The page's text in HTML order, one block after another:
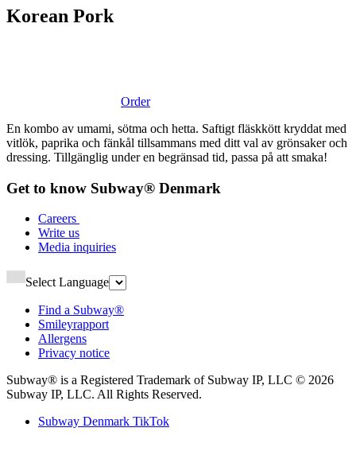
Korean Pork​​​​‌ ‍ ​‍​‍‌‍ ‌ ​‍‌‍‍‌‌‍‌ ‌‍‍‌‌‍ ‍​‍​‍​ ‍‍​‍​‍‌ ​ ‌‍​‌‌‍ ‍‌‍‍‌‌ ‌​‌ ‍‌​‍ ‍‌‍‍‌‌‍ ​‍​‍​‍ ​​‍​‍‌‍‍​‌ ​‍‌‍‌‌‌‍‌‍​‍​‍​ ‍‍​‍​‍‌‍‍​‌ ‌​‌ ‌​‌ ​​‌ ​ ​ ‍‍​‍ ​‍ ‌‍ ‍‌‍ ‌ ​‍‌‍‌​‌‍‍‌‌‍​ ​‍ ‌‌‍​‍‌‍‍‌‌ ‌​‌‍‌‌‌ ​ ​‍ ‌‌‍‌ ‌ ​‍‌‍ ‌ ‌‌‌ ​​​‍ ‌‌ ​ ‌ ‌​‌ ‌‌‌‍‌​‌‍‍‌‌‍ ​‍ ‍‌ ‌‍‌‍‌‌‌ ​‍‌‍​ ‌‍‌‌‌‍ ​​‍ ‍‌‍​‌‌ ​​‌ ​​​‍ ‌‍‍‌‌‍ ‍‌ ‌​‌‍‌‌‌‍ ‍‌ ‌​​‍ ‌‍‌‌‌‍‌​‌‍‍‌‌ ‌​​‍ ‌‍ ‌‌‍ ‌‍‌​‌‍‌‌​ ‌‌ ​​‌ ​‍‌‍‌‌‌ ​ ‌‍‌‌‌‍ ‍‌ ‌​‌‍​‌‌ ‌​‌‍‍‌‌‍ ‌‍ ‍​ ‍ ‌‍‍‌‌‍‌​​ ‌​ ‍​​ ‌​​ ‍​​ ​ ‌‍​‌‌‍​‌‌‍‌‌​ ‍‌​‍ ‌‌‍‌‌​ ‍‌​ ​ ​ ​​​‍ ‌​ ‌​​ ​ ​ ‌‌‌‍​‍​‍ ‌​ ‍‌‌‍​‌​ ‌‍‌‍‌‍​‍ ‌‌‍‌‌‌‍‌​​ ‌‌​ ‌​​ ‌‌​ ​‌​ ‌‍​ ​ ‌‍‌‍‌‍​‌​ ‌‌​ ‌​​ ‍ ‌ ‌​‌ ‍‌‌ ​​‌‍‌‌​ ‌‌ ​​‌ ​‍‌‍ ‌‍‌​‌ ‌‌‌‍​ ‌ ‌​​ ‍ ‌ ​​‌‍​‌‌ ‌​‌‍‍​​ ‌‌‍ ‍‌‍​‌‌‍ ‌‌‍‌‌​‍‌‌​ ‌‌‌​​‍‌‌ ‌‍‍ ‌‍‌‌‌ ‍‌​‍‌‌​ ​ ‌​‌​​‍‌‌​ ​ ‌​‌​​‍‌‌​ ​‍​ ​‍‌‍‌‌‌‍ ‍​‍‌‌​ ​‍​ ​‍​‍‌‌​ ‌‌‌​‌​​‍ ‍‌ ‌‍‌‍​‌‌‍ ​‌ ‌‌‌‍‌‌​ ‌‍​‍‌‍​‌‌ ​ ‌‍‌‌‌‌‌‌‌ ​‍‌‍ ​​ ‌‌‍‍​‌ ‌​‌ ‌​‌ ​​‌ ​ ​‍‌‌​ ​ ‌​​‌​‍‌‌​ ​‍‌​‌‍​‍‌‌​ ​‍‌​‌‍‌‍ ‍‌‍ ‌ ​‍‌‍‌​‌‍‍‌‌‍​ ​‍ ‌‌‍​‍‌‍‍‌‌ ‌​‌‍‌‌‌ ​ ​‍ ‌‌‍‌ ‌ ​‍‌‍ ‌ ‌‌‌ ​​​‍ ‌‌ ​ ‌ ‌​‌ ‌‌‌‍‌​‌‍‍‌‌‍ ​‍ ‍‌ ‌‍‌‍‌‌‌ ​‍‌‍​ ‌‍‌‌‌‍ ​​‍ ‍‌‍​‌‌ ​​‌ ​​​‍‌‍‌‍‍‌‌‍‌​​ ‌​ ‍​​ ‌​​ ‍​​ ​ ‌‍​‌‌‍​‌‌‍‌‌​ ‍‌​‍ ‌‌‍‌‌​ ‍‌​ ​ ​ ​​​‍ ‌​ ‌​​ ​ ​ ‌‌‌‍​‍​‍ ‌​ ‍‌‌‍​‌​ ‌‍‌‍‌‍​‍ ‌‌‍‌‌‌‍‌​​ ‌‌​ ‌​​ ‌‌​ ​‌​ ‌‍​ ​ ‌‍‌‍‌‍​‌​ ‌‌​ ‌​​‍‌‍‌ ‌​‌ ‍‌‌ ​​‌‍‌‌​ ‌‌ ​​‌ ​‍‌‍ ‌‍‌​‌ ‌‌‌‍​ ‌ ‌​​‍‌‍‌ ​​‌‍​‌‌ ‌​‌‍‍​​ ‌‌‍ ‍‌‍​‌‌‍ ‌‌‍‌‌​‍‌‌​ ‌‌‌​​‍‌‌ ‌‍‍ ‌‍‌‌‌ ‍‌​‍‌‌​ ​ ‌​‌​​‍‌‌​ ​ ‌​‌​​‍‌‌​ ​‍​ ​‍‌‍‌‌‌‍ ‍​‍‌‌​ ​‍​ ​‍​‍‌‌​ ‌‌‌​‌​​‍ ‍‌ ‌‍‌‍​‌‌‍ ​‌ ‌‌‌‍‌‌​‍‌‍‌ ​​‌‍‌‌‌ ​‍‌ ​ ‌ ​​‌‍‌‌‌‍​ ‌ ‌​‌‍‍‌‌ ‌‍‌‍‌‌​ ‌‌ ​​‌ ‌‌‌‍​‍‌‍ ​‌‍‍‌‌ ​ ‌‍‍​‌‍‌‌‌‍‌​​‍​‍‌ ‌
Order
En kombo av umami, sötma och hetta. Saftigt fläskkött kryddat med
vitlök, paprika och fänkål tillsammans med ditt val av grönsaker och
dressing. Tillgänglig under en begränsad tid, passa på att smaka!​​​​‌ ‍ ​‍​‍‌‍ ‌ ​‍‌‍‍‌‌‍‌ ‌‍‍‌‌‍ ‍​‍​‍​ ‍‍​‍​‍‌ ​ ‌‍​‌‌‍ ‍‌‍‍‌‌ ‌​‌ ‍‌​‍ ‍‌‍‍‌‌‍ ​‍​‍​‍ ​​‍​‍‌‍‍​‌ ​‍‌‍‌‌‌‍‌‍​‍​‍​ ‍‍​‍​‍‌‍‍​‌ ‌​‌ ‌​‌ ​​‌ ​ ​ ‍‍​‍ ​‍ ‌‍ ‍‌‍ ‌ ​‍‌‍‌​‌‍‍‌‌‍​ ​‍ ‌‌‍​‍‌‍‍‌‌ ‌​‌‍‌‌‌ ​ ​‍ ‌‌‍‌ ‌ ​‍‌‍ ‌ ‌‌‌ ​​​‍ ‌‌ ​ ‌ ‌​‌ ‌‌‌‍‌​‌‍‍‌‌‍ ​‍ ‍‌ ‌‍‌‍‌‌‌ ​‍‌‍​ ‌‍‌‌‌‍ ​​‍ ‍‌‍​‌‌ ​​‌ ​​​‍ ‌‍‍‌‌‍ ‍‌ ‌​‌‍‌‌‌‍ ‍‌ ‌​​‍ ‌‍‌‌‌‍‌​‌‍‍‌‌ ‌​​‍ ‌‍ ‌‌‍ ‌‍‌​‌‍‌‌​ ‌‌ ​​‌ ​‍‌‍‌‌‌ ​ ‌‍‌‌‌‍ ‍‌ ‌​‌‍​‌‌ ‌​‌‍‍‌‌‍ ‌‍ ‍​ ‍ ‌‍‍‌‌‍‌​​ ‌​ ‍​​ ‌​​ ‍​​ ​ ‌‍​‌‌‍​‌‌‍‌‌​ ‍‌​‍ ‌‌‍‌‌​ ‍‌​ ​ ​ ​​​‍ ‌​ ‌​​ ​ ​ ‌‌‌‍​‍​‍ ‌​ ‍‌‌‍​‌​ ‌‍‌‍‌‍​‍ ‌‌‍‌‌‌‍‌​​ ‌‌​ ‌​​ ‌‌​ ​‌​ ‌‍​ ​ ‌‍‌‍‌‍​‌​ ‌‌​ ‌​​ ‍ ‌ ‌​‌ ‍‌‌ ​​‌‍‌‌​ ‌‌ ​​‌ ​‍‌‍ ‌‍‌​‌ ‌‌‌‍​ ‌ ‌​​ ‍ ‌ ​​‌‍​‌‌ ‌​‌‍‍​​ ‌‌‍‌​‌‍‌‌‌ ​ ‌‍​ ‌ ​‍‌‍‍‌‌ ​​‌ ‌​‌‍‍‌‌‍ ‌‍ ‍​‍‌‌​ ‌‌‌​​‍‌‌ ‌‍‍ ‌‍‌‌‌ ‍‌​‍‌‌​ ​ ‌​‌​​‍‌‌​ ​ ‌​‌​​‍‌‌​ ​‍​ ​‍‌‍‌‌‌‍ ‍​‍‌‌​ ​‍​ ​‍​‍‌‌​ ‌‌‌​‌​​‍ ‍‌ ‌‍‌‍​‌‌‍ ​‌ ‌‌‌‍‌‌​‍ ‍‌ ‌‍‌‍​‌‌‍ ​‌ ‌‌‌‍‌‌​‍‌‌​ ‌‌‌​​‍‌‌ ‌‍‍ ‌‍‌‌‌ ‍‌​‍‌‌​ ​ ‌​‌​​‍‌‌​ ​ ‌​‌​​‍‌‌​ ​‍​ ​‍​ ‌ ‌‍‌‍‌‍‌‍​ ​ ‌‍​‍​ ‌‌​ ‌‌‌‍​‌​ ‌‍​ ‍​​ ​‍​ ‍‌​‍‌‌​ ​‍​ ​‍​‍‌‌​ ‌‌‌​‌​​‍ ‍‌‍​ ‌‍‍​‌‍‍‌‌‍ ​‌‍‌​‌ ​‍‌‍‌‌‌‍ ‍​‍‌‌​ ‌‌‌​​‍‌‌ ‌‍‍ ‌‍‌‌‌ ‍‌​‍‌‌​ ​ ‌​‌​​‍‌‌​ ​ ‌​‌​​‍‌‌​ ​‍​ ​‍​ ‌​​ ‌ ​ ‍‌​ ​‍‌‍‌​‌‍‌​​ ​‌​ ​​​ ‌ ​ ​‌​ ‌ ​ ‌​​‍‌‌​ ​‍​ ​‍​‍‌‌​ ‌‌‌​‌​​‍ ‍‌ ‌​‌‍‌‌‌ ‍​‌ ‌​​ ‌‍​‍‌‍​‌‌ ​ ‌‍‌‌‌‌‌‌‌ ​‍‌‍ ​​ ‌‌‍‍​‌ ‌​‌ ‌​‌ ​​‌ ​ ​‍‌‌​ ​ ‌​​‌​‍‌‌​ ​‍‌​‌‍​‍‌‌​ ​‍‌​‌‍‌‍ ‍‌‍ ‌ ​‍‌‍‌​‌‍‍‌‌‍​ ​‍ ‌‌‍​‍‌‍‍‌‌ ‌​‌‍‌‌‌ ​ ​‍ ‌‌‍‌ ‌ ​‍‌‍ ‌ ‌‌‌ ​​​‍ ‌‌ ​ ‌ ‌​‌ ‌‌‌‍‌​‌‍‍‌‌‍ ​‍ ‍‌ ‌‍‌‍‌‌‌ ​‍‌‍​ ‌‍‌‌‌‍ ​​‍ ‍‌‍​‌‌ ​​‌ ​​​‍‌‍‌‍‍‌‌‍‌​​ ‌​ ‍​​ ‌​​ ‍​​ ​ ‌‍​‌‌‍​‌‌‍‌‌​ ‍‌​‍ ‌‌‍‌‌​ ‍‌​ ​ ​ ​​​‍ ‌​ ‌​​ ​ ​ ‌‌‌‍​‍​‍ ‌​ ‍‌‌‍​‌​ ‌‍‌‍‌‍​‍ ‌‌‍‌‌‌‍‌​​ ‌‌​ ‌​​ ‌‌​ ​‌​ ‌‍​ ​ ‌‍‌‍‌‍​‌​ ‌‌​ ‌​​‍‌‍‌ ‌​‌ ‍‌‌ ​​‌‍‌‌​ ‌‌ ​​‌ ​‍‌‍ ‌‍‌​‌ ‌‌‌‍​ ‌ ‌​​‍‌‍‌ ​​‌‍​‌‌ ‌​‌‍‍​​ ‌‌‍‌​‌‍‌‌‌ ​ ‌‍​ ‌ ​‍‌‍‍‌‌ ​​‌ ‌​‌‍‍‌‌‍ ‌‍ ‍​‍‌‌​ ‌‌‌​​‍‌‌ ‌‍‍ ‌‍‌‌‌ ‍‌​‍‌‌​ ​ ‌​‌​​‍‌‌​ ​ ‌​‌​​‍‌‌​ ​‍​ ​‍‌‍‌‌‌‍ ‍​‍‌‌​ ​‍​ ​‍​‍‌‌​ ‌‌‌​‌​​‍ ‍‌ ‌‍‌‍​‌‌‍ ​‌ ‌‌‌‍‌‌​‍ ‍‌ ‌‍‌‍​‌‌‍ ​‌ ‌‌‌‍‌‌​‍‌‌​ ‌‌‌​​‍‌‌ ‌‍‍ ‌‍‌‌‌ ‍‌​‍‌‌​ ​ ‌​‌​​‍‌‌​ ​ ‌​‌​​‍‌‌​ ​‍​ ​‍​ ‌ ‌‍‌‍‌‍‌‍​ ​ ‌‍​‍​ ‌‌​ ‌‌‌‍​‌​ ‌‍​ ‍​​ ​‍​ ‍‌​‍‌‌​ ​‍​ ​‍​‍‌‌​ ‌‌‌​‌​​‍ ‍‌‍​ ‌‍‍​‌‍‍‌‌‍ ​‌‍‌​‌ ​‍‌‍‌‌‌‍ ‍​‍‌‌​ ‌‌‌​​‍‌‌ ‌‍‍ ‌‍‌‌‌ ‍‌​‍‌‌​ ​ ‌​‌​​‍‌‌​ ​ ‌​‌​​‍‌‌​ ​‍​ ​‍​ ‌​​ ‌ ​ ‍‌​ ​‍‌‍‌​‌‍‌​​ ​‌​ ​​​ ‌ ​ ​‌​ ‌ ​ ‌​​‍‌‌​ ​‍​ ​‍​‍‌‌​ ‌‌‌​‌​​‍ ‍‌ ‌​‌‍‌‌‌ ‍​‌ ‌​​‍‌‍‌ ​​‌‍‌‌‌ ​‍‌ ​ ‌ ​​‌‍‌‌‌‍​ ‌ ‌​‌‍‍‌‌ ‌‍‌‍‌‌​ ‌‌ ​​‌ ‌‌‌‍​‍‌‍ ​‌‍‍‌‌ ​ ‌‍‍​‌‍‌‌‌‍‌​​‍​‍‌ ‌
Get to know Subway® Denmark​​​​‌ ‍ ​‍​‍‌‍ ‌ ​‍‌‍‍‌‌‍‌ ‌‍‍‌‌‍ ‍​‍​‍​ ‍‍​‍​‍‌ ​ ‌‍​‌‌‍ ‍‌‍‍‌‌ ‌​‌ ‍‌​‍ ‍‌‍‍‌‌‍ ​‍​‍​‍ ​​‍​‍‌‍‍​‌ ​‍‌‍‌‌‌‍‌‍​‍​‍​ ‍‍​‍​‍‌‍‍​‌ ‌​‌ ‌​‌ ​​‌ ​ ​ ‍‍​‍ ​‍ ‌‍ ‍‌‍ ‌ ​‍‌‍‌​‌‍‍‌‌‍​ ​‍ ‌‌‍​‍‌‍‍‌‌ ‌​‌‍‌‌‌ ​ ​‍ ‌‌‍‌ ‌ ​‍‌‍ ‌ ‌‌‌ ​​​‍ ‌‌ ​ ‌ ‌​‌ ‌‌‌‍‌​‌‍‍‌‌‍ ​‍ ‍‌ ‌‍‌‍‌‌‌ ​‍‌‍​ ‌‍‌‌‌‍ ​​‍ ‍‌‍​‌‌ ​​‌ ​​​‍ ‌‍‍‌‌‍ ‍‌ ‌​‌‍‌‌‌‍ ‍‌ ‌​​‍ ‌‍‌‌‌‍‌​‌‍‍‌‌ ‌​​‍ ‌‍ ‌‌‍ ‌‍‌​‌‍‌‌​ ‌‌ ​​‌ ​‍‌‍‌‌‌ ​ ‌‍‌‌‌‍ ‍‌ ‌​‌‍​‌‌ ‌​‌‍‍‌‌‍ ‌‍ ‍​ ‍ ‌‍‍‌‌‍‌​​ ‌​ ‌‍​ ​ ‌‍‌​​ ‌‌​ ​ ‌‍​‍​ ​‌​ ​​​‍ ‌​ ​‍​ ​‌​ ‌‌​ ​​​‍ ‌​ ‌​‌‍​ ‌‍​ ​ ​​​‍ ‌​ ‍​‌‍‌‌​ ‍‌​ ​‍​‍ ‌​ ‌ ‌‍‌‌​ ​‍​ ​‌​ ​‍​ ​ ​ ​ ‌‍‌‍‌‍​‍​ ‌‌​ ‍​‌‍​‌​ ‍ ‌ ‌​‌ ‍‌‌ ​​‌‍‌‌​ ‌‌ ‌ ‌‍‌‌‌‍​‍‌ ​ ‌‍‍‌‌ ‌​‌‍‌‌‌​‌‍‌‍ ‌‍ ‌ ‌​‌‍‌‌‌ ​‍​ ‍ ‌ ​​‌‍​‌‌ ‌​‌‍‍​​ ‌‌ ‌​‌‍‍‌‌ ‌​‌‍ ​‌‍‌‌​‍‌‌​ ‌‌‌​​‍‌‌ ‌‍‍ ‌‍‌‌‌ ‍‌​‍‌‌​ ​ ‌​‌​​‍‌‌​ ​ ‌​‌​​‍‌‌​ ​‍​ ​‍‌‍‌‌‌‍ ‍​‍‌‌​ ​‍​ ​‍​‍‌‌​ ‌‌‌​‌​​‍ ‍‌ ‌‍‌‍​‌‌‍ ​‌ ‌‌‌‍‌‌​ ‌‍​‍‌‍​‌‌ ​ ‌‍‌‌‌‌‌‌‌ ​‍‌‍ ​​ ‌‌‍‍​‌ ‌​‌ ‌​‌ ​​‌ ​ ​‍‌‌​ ​ ‌​​‌​‍‌‌​ ​‍‌​‌‍​‍‌‌​ ​‍‌​‌‍‌‍ ‍‌‍ ‌ ​‍‌‍‌​‌‍‍‌‌‍​ ​‍ ‌‌‍​‍‌‍‍‌‌ ‌​‌‍‌‌‌ ​ ​‍ ‌‌‍‌ ‌ ​‍‌‍ ‌ ‌‌‌ ​​​‍ ‌‌ ​ ‌ ‌​‌ ‌‌‌‍‌​‌‍‍‌‌‍ ​‍ ‍‌ ‌‍‌‍‌‌‌ ​‍‌‍​ ‌‍‌‌‌‍ ​​‍ ‍‌‍​‌‌ ​​‌ ​​​‍‌‍‌‍‍‌‌‍‌​​ ‌​ ‌‍​ ​ ‌‍‌​​ ‌‌​ ​ ‌‍​‍​ ​‌​ ​​​‍ ‌​ ​‍​ ​‌​ ‌‌​ ​​​‍ ‌​ ‌​‌‍​ ‌‍​ ​ ​​​‍ ‌​ ‍​‌‍‌‌​ ‍‌​ ​‍​‍ ‌​ ‌ ‌‍‌‌​ ​‍​ ​‌​ ​‍​ ​ ​ ​ ‌‍‌‍‌‍​‍​ ‌‌​ ‍​‌‍​‌​‍‌‍‌ ‌​‌ ‍‌‌ ​​‌‍‌‌​ ‌‌ ‌ ‌‍‌‌‌‍​‍‌ ​ ‌‍‍‌‌ ‌​‌‍‌‌‌​‌‍‌‍ ‌‍ ‌ ‌​‌‍‌‌‌ ​‍​‍‌‍‌ ​​‌‍​‌‌ ‌​‌‍‍​​ ‌‌ ‌​‌‍‍‌‌ ‌​‌‍ ​‌‍‌‌​‍‌‌​ ‌‌‌​​‍‌‌ ‌‍‍ ‌‍‌‌‌ ‍‌​‍‌‌​ ​ ‌​‌​​‍‌‌​ ​ ‌​‌​​‍‌‌​ ​‍​ ​‍‌‍‌‌‌‍ ‍​‍‌‌​ ​‍​ ​‍​‍‌‌​ ‌‌‌​‌​​‍ ‍‌ ‌‍‌‍​‌‌‍ ​‌ ‌‌‌‍‌‌​‍‌‍‌ ​​‌‍‌‌‌ ​‍‌ ​ ‌ ​​‌‍‌‌‌‍​ ‌ ‌​‌‍‍‌‌ ‌‍‌‍‌‌​ ‌‌ ​​‌ ‌‌‌‍​‍‌‍ ​‌‍‍‌‌ ​ ‌‍‍​‌‍‌‌‌‍‌​​‍​‍‌ ‌
Careers ​​​​‌ ‍ ​‍​‍‌‍ ‌ ​‍‌‍‍‌‌‍‌ ‌‍‍‌‌‍ ‍​‍​‍​ ‍‍​‍​‍‌ ​ ‌‍​‌‌‍ ‍‌‍‍‌‌ ‌​‌ ‍‌​‍ ‍‌‍‍‌‌‍ ​‍​‍​‍ ​​‍​‍‌‍‍​‌ ​‍‌‍‌‌‌‍‌‍​‍​‍​ ‍‍​‍​‍‌‍‍​‌ ‌​‌ ‌​‌ ​​‌ ​ ​ ‍‍​‍ ​‍ ‌‍ ‍‌‍ ‌ ​‍‌‍‌​‌‍‍‌‌‍​ ​‍ ‌‌‍​‍‌‍‍‌‌ ‌​‌‍‌‌‌ ​ ​‍ ‌‌‍‌ ‌ ​‍‌‍ ‌ ‌‌‌ ​​​‍ ‌‌ ​ ‌ ‌​‌ ‌‌‌‍‌​‌‍‍‌‌‍ ​‍ ‍‌ ‌‍‌‍‌‌‌ ​‍‌‍​ ‌‍‌‌‌‍ ​​‍ ‍‌‍​‌‌ ​​‌ ​​​‍ ‌‍‍‌‌‍ ‍‌ ‌​‌‍‌‌‌‍ ‍‌ ‌​​‍ ‌‍‌‌‌‍‌​‌‍‍‌‌ ‌​​‍ ‌‍ ‌‌‍ ‌‍‌​‌‍‌‌​ ‌‌ ​​‌ ​‍‌‍‌‌‌ ​ ‌‍‌‌‌‍ ‍‌ ‌​‌‍​‌‌ ‌​‌‍‍‌‌‍ ‌‍ ‍​ ‍ ‌‍‍‌‌‍‌​​ ‌‌‍‌​​ ‍​​ ​​‌‍‌​​ ​‌‌‍‌‍‌‍​‌​ ‌ ​‍ ‌‌‍​‌​ ​‍​ ‍​​ ‍‌​‍ ‌​ ‌​‌‍‌‌​ ​ ​ ​‌​‍ ‌‌‍​‍​ ​‌‌‍‌​​ ‌‍​‍ ‌​ ‌‍​ ‌​​ ‌‍​ ​‍​ ‌‍​ ‌‌​ ‍​​ ‌ ​ ‌‌​ ​‍​ ‌‍​ ‌‌​ ‍ ‌ ‌​‌ ‍‌‌ ​​‌‍‌‌​ ‌‌ ‌ ‌‍‌‌‌‍​‍‌ ​ ‌‍‍‌‌ ‌​‌‍‌‌‌​ ‍‌‍​‌‌ ‌‍‌‍‍‌‌‍‌ ‌‍​‌‌ ‌​‌‍‍‌‌‍ ‌‍ ‍‌​‍‌‌ ‌​‌‍‌‌‌‍ ‌​ ‍ ‌ ​​‌‍​‌‌ ‌​‌‍‍​​ ‌‌‍ ​‌‍​‌‌‍​‍‌‍‌‌‌‍ ​​‍‌‌​ ‌‌‌​​‍‌‌ ‌‍‍ ‌‍‌‌‌ ‍‌​‍‌‌​ ​ ‌​‌​​‍‌‌​ ​ ‌​‌​​‍‌‌​ ​‍​ ​‍‌‍‌‌‌‍ ‍​‍‌‌​ ​‍​ ​‍​‍‌‌​ ‌‌‌​‌​​‍ ‍‌ ‌‍‌‍​‌‌‍ ​‌ ‌‌‌‍‌‌​ ‌‍​‍‌‍​‌‌ ​ ‌‍‌‌‌‌‌‌‌ ​‍‌‍ ​​ ‌‌‍‍​‌ ‌​‌ ‌​‌ ​​‌ ​ ​‍‌‌​ ​ ‌​​‌​‍‌‌​ ​‍‌​‌‍​‍‌‌​ ​‍‌​‌‍‌‍ ‍‌‍ ‌ ​‍‌‍‌​‌‍‍‌‌‍​ ​‍ ‌‌‍​‍‌‍‍‌‌ ‌​‌‍‌‌‌ ​ ​‍ ‌‌‍‌ ‌ ​‍‌‍ ‌ ‌‌‌ ​​​‍ ‌‌ ​ ‌ ‌​‌ ‌‌‌‍‌​‌‍‍‌‌‍ ​‍ ‍‌ ‌‍‌‍‌‌‌ ​‍‌‍​ ‌‍‌‌‌‍ ​​‍ ‍‌‍​‌‌ ​​‌ ​​​‍‌‍‌‍‍‌‌‍‌​​ ‌‌‍‌​​ ‍​​ ​​‌‍‌​​ ​‌‌‍‌‍‌‍​‌​ ‌ ​‍ ‌‌‍​‌​ ​‍​ ‍​​ ‍‌​‍ ‌​ ‌​‌‍‌‌​ ​ ​ ​‌​‍ ‌‌‍​‍​ ​‌‌‍‌​​ ‌‍​‍ ‌​ ‌‍​ ‌​​ ‌‍​ ​‍​ ‌‍​ ‌‌​ ‍​​ ‌ ​ ‌‌​ ​‍​ ‌‍​ ‌‌​‍‌‍‌ ‌​‌ ‍‌‌ ​​‌‍‌‌​ ‌‌ ‌ ‌‍‌‌‌‍​‍‌ ​ ‌‍‍‌‌ ‌​‌‍‌‌‌​ ‍‌‍​‌‌ ‌‍‌‍‍‌‌‍‌ ‌‍​‌‌ ‌​‌‍‍‌‌‍ ‌‍ ‍‌​‍‌‌ ‌​‌‍‌‌‌‍ ‌​‍‌‍‌ ​​‌‍​‌‌ ‌​‌‍‍​​ ‌‌‍ ​‌‍​‌‌‍​‍‌‍‌‌‌‍ ​​‍‌‌​ ‌‌‌​​‍‌‌ ‌‍‍ ‌‍‌‌‌ ‍‌​‍‌‌​ ​ ‌​‌​​‍‌‌​ ​ ‌​‌​​‍‌‌​ ​‍​ ​‍‌‍‌‌‌‍ ‍​‍‌‌​ ​‍​ ​‍​‍‌‌​ ‌‌‌​‌​​‍ ‍‌ ‌‍‌‍​‌‌‍ ​‌ ‌‌‌‍‌‌​‍‌‍‌ ​​‌‍‌‌‌ ​‍‌ ​ ‌ ​​‌‍‌‌‌‍​ ‌ ‌​‌‍‍‌‌ ‌‍‌‍‌‌​ ‌‌ ​​‌ ‌‌‌‍​‍‌‍ ​‌‍‍‌‌ ​ ‌‍‍​‌‍‌‌‌‍‌​​‍​‍‌ ‌
Write us​​​​‌ ‍ ​‍​‍‌‍ ‌ ​‍‌‍‍‌‌‍‌ ‌‍‍‌‌‍ ‍​‍​‍​ ‍‍​‍​‍‌ ​ ‌‍​‌‌‍ ‍‌‍‍‌‌ ‌​‌ ‍‌​‍ ‍‌‍‍‌‌‍ ​‍​‍​‍ ​​‍​‍‌‍‍​‌ ​‍‌‍‌‌‌‍‌‍​‍​‍​ ‍‍​‍​‍‌‍‍​‌ ‌​‌ ‌​‌ ​​‌ ​ ​ ‍‍​‍ ​‍ ‌‍ ‍‌‍ ‌ ​‍‌‍‌​‌‍‍‌‌‍​ ​‍ ‌‌‍​‍‌‍‍‌‌ ‌​‌‍‌‌‌ ​ ​‍ ‌‌‍‌ ‌ ​‍‌‍ ‌ ‌‌‌ ​​​‍ ‌‌ ​ ‌ ‌​‌ ‌‌‌‍‌​‌‍‍‌‌‍ ​‍ ‍‌ ‌‍‌‍‌‌‌ ​‍‌‍​ ‌‍‌‌‌‍ ​​‍ ‍‌‍​‌‌ ​​‌ ​​​‍ ‌‍‍‌‌‍ ‍‌ ‌​‌‍‌‌‌‍ ‍‌ ‌​​‍ ‌‍‌‌‌‍‌​‌‍‍‌‌ ‌​​‍ ‌‍ ‌‌‍ ‌‍‌​‌‍‌‌​ ‌‌ ​​‌ ​‍‌‍‌‌‌ ​ ‌‍‌‌‌‍ ‍‌ ‌​‌‍​‌‌ ‌​‌‍‍‌‌‍ ‌‍ ‍​ ‍ ‌‍‍‌‌‍‌​​ ‌‌‍​‍​ ‌ ​ ​‍‌‍‌‍​ ​​‌‍​‌​ ​‍​ ‌‍​‍ ‌​ ​​‌‍​ ​ ‌ ​ ​‍​‍ ‌​ ‌​‌‍‌​​ ‌ ​ ‌‍​‍ ‌‌‍​‍​ ‌​​ ‌ ‌‍‌‌​‍ ‌​ ​ ​ ‍‌‌‍​‌‌‍‌‍‌‍​‌​ ​‍​ ​‍‌‍​ ‌‍‌‍‌‍‌‍​ ‌‍​ ​‌​ ‍ ‌ ‌​‌ ‍‌‌ ​​‌‍‌‌​ ‌‌ ‌ ‌‍‌‌‌‍​‍‌ ​ ‌‍‍‌‌ ‌​‌‍‌‌‌​ ‍‌‍​‌‌ ‌‍‌‍‍‌‌‍‌ ‌‍​‌‌ ‌​‌‍‍‌‌‍ ‌‍ ‍‌​‍‌‌ ‌​‌‍‌‌‌‍ ‌​ ‍ ‌ ​​‌‍​‌‌ ‌​‌‍‍​​ ‌‌‍ ​‌‍​‌‌‍​‍‌‍‌‌‌‍ ​​‍‌‌​ ‌‌‌​​‍‌‌ ‌‍‍ ‌‍‌‌‌ ‍‌​‍‌‌​ ​ ‌​‌​​‍‌‌​ ​ ‌​‌​​‍‌‌​ ​‍​ ​‍‌‍‌‌‌‍ ‍​‍‌‌​ ​‍​ ​‍​‍‌‌​ ‌‌‌​‌​​‍ ‍‌ ‌‍‌‍​‌‌‍ ​‌ ‌‌‌‍‌‌​ ‌‍​‍‌‍​‌‌ ​ ‌‍‌‌‌‌‌‌‌ ​‍‌‍ ​​ ‌‌‍‍​‌ ‌​‌ ‌​‌ ​​‌ ​ ​‍‌‌​ ​ ‌​​‌​‍‌‌​ ​‍‌​‌‍​‍‌‌​ ​‍‌​‌‍‌‍ ‍‌‍ ‌ ​‍‌‍‌​‌‍‍‌‌‍​ ​‍ ‌‌‍​‍‌‍‍‌‌ ‌​‌‍‌‌‌ ​ ​‍ ‌‌‍‌ ‌ ​‍‌‍ ‌ ‌‌‌ ​​​‍ ‌‌ ​ ‌ ‌​‌ ‌‌‌‍‌​‌‍‍‌‌‍ ​‍ ‍‌ ‌‍‌‍‌‌‌ ​‍‌‍​ ‌‍‌‌‌‍ ​​‍ ‍‌‍​‌‌ ​​‌ ​​​‍‌‍‌‍‍‌‌‍‌​​ ‌‌‍​‍​ ‌ ​ ​‍‌‍‌‍​ ​​‌‍​‌​ ​‍​ ‌‍​‍ ‌​ ​​‌‍​ ​ ‌ ​ ​‍​‍ ‌​ ‌​‌‍‌​​ ‌ ​ ‌‍​‍ ‌‌‍​‍​ ‌​​ ‌ ‌‍‌‌​‍ ‌​ ​ ​ ‍‌‌‍​‌‌‍‌‍‌‍​‌​ ​‍​ ​‍‌‍​ ‌‍‌‍‌‍‌‍​ ‌‍​ ​‌​‍‌‍‌ ‌​‌ ‍‌‌ ​​‌‍‌‌​ ‌‌ ‌ ‌‍‌‌‌‍​‍‌ ​ ‌‍‍‌‌ ‌​‌‍‌‌‌​ ‍‌‍​‌‌ ‌‍‌‍‍‌‌‍‌ ‌‍​‌‌ ‌​‌‍‍‌‌‍ ‌‍ ‍‌​‍‌‌ ‌​‌‍‌‌‌‍ ‌​‍‌‍‌ ​​‌‍​‌‌ ‌​‌‍‍​​ ‌‌‍ ​‌‍​‌‌‍​‍‌‍‌‌‌‍ ​​‍‌‌​ ‌‌‌​​‍‌‌ ‌‍‍ ‌‍‌‌‌ ‍‌​‍‌‌​ ​ ‌​‌​​‍‌‌​ ​ ‌​‌​​‍‌‌​ ​‍​ ​‍‌‍‌‌‌‍ ‍​‍‌‌​ ​‍​ ​‍​‍‌‌​ ‌‌‌​‌​​‍ ‍‌ ‌‍‌‍​‌‌‍ ​‌ ‌‌‌‍‌‌​‍‌‍‌ ​​‌‍‌‌‌ ​‍‌ ​ ‌ ​​‌‍‌‌‌‍​ ‌ ‌​‌‍‍‌‌ ‌‍‌‍‌‌​ ‌‌ ​​‌ ‌‌‌‍​‍‌‍ ​‌‍‍‌‌ ​ ‌‍‍​‌‍‌‌‌‍‌​​‍​‍‌ ‌
Media inquiries​​​​‌ ‍ ​‍​‍‌‍ ‌ ​‍‌‍‍‌‌‍‌ ‌‍‍‌‌‍ ‍​‍​‍​ ‍‍​‍​‍‌ ​ ‌‍​‌‌‍ ‍‌‍‍‌‌ ‌​‌ ‍‌​‍ ‍‌‍‍‌‌‍ ​‍​‍​‍ ​​‍​‍‌‍‍​‌ ​‍‌‍‌‌‌‍‌‍​‍​‍​ ‍‍​‍​‍‌‍‍​‌ ‌​‌ ‌​‌ ​​‌ ​ ​ ‍‍​‍ ​‍ ‌‍ ‍‌‍ ‌ ​‍‌‍‌​‌‍‍‌‌‍​ ​‍ ‌‌‍​‍‌‍‍‌‌ ‌​‌‍‌‌‌ ​ ​‍ ‌‌‍‌ ‌ ​‍‌‍ ‌ ‌‌‌ ​​​‍ ‌‌ ​ ‌ ‌​‌ ‌‌‌‍‌​‌‍‍‌‌‍ ​‍ ‍‌ ‌‍‌‍‌‌‌ ​‍‌‍​ ‌‍‌‌‌‍ ​​‍ ‍‌‍​‌‌ ​​‌ ​​​‍ ‌‍‍‌‌‍ ‍‌ ‌​‌‍‌‌‌‍ ‍‌ ‌​​‍ ‌‍‌‌‌‍‌​‌‍‍‌‌ ‌​​‍ ‌‍ ‌‌‍ ‌‍‌​‌‍‌‌​ ‌‌ ​​‌ ​‍‌‍‌‌‌ ​ ‌‍‌‌‌‍ ‍‌ ‌​‌‍​‌‌ ‌​‌‍‍‌‌‍ ‌‍ ‍​ ‍ ‌‍‍‌‌‍‌​​ ‌​ ‌‍​ ‌​​ ​ ‌‍‌​​ ‍‌​ ‍‌​ ‌‌‌‍‌‍​‍ ‌​ ​​‌‍‌‍‌‍​‌​ ‌‍​‍ ‌​ ‌​‌‍‌‍​ ‌‌​ ‌​​‍ ‌‌‍​‌​ ​ ​ ​‍​ ‌ ​‍ ‌​ ​‍‌‍‌‌‌‍‌‍‌‍​‌​ ​‍​ ​‍​ ​ ​ ‌ ‌‍‌‌​ ​​​ ​​​ ‌ ​ ‍ ‌ ‌​‌ ‍‌‌ ​​‌‍‌‌​ ‌‌ ‌ ‌‍‌‌‌‍​‍‌ ​ ‌‍‍‌‌ ‌​‌‍‌‌‌​ ‍‌‍​‌‌ ‌‍‌‍‍‌‌‍‌ ‌‍​‌‌ ‌​‌‍‍‌‌‍ ‌‍ ‍‌​‍‌‌ ‌​‌‍‌‌‌‍ ‌​ ‍ ‌ ​​‌‍​‌‌ ‌​‌‍‍​​ ‌‌‍ ​‌‍​‌‌‍​‍‌‍‌‌‌‍ ​​‍‌‌​ ‌‌‌​​‍‌‌ ‌‍‍ ‌‍‌‌‌ ‍‌​‍‌‌​ ​ ‌​‌​​‍‌‌​ ​ ‌​‌​​‍‌‌​ ​‍​ ​‍‌‍‌‌‌‍ ‍​‍‌‌​ ​‍​ ​‍​‍‌‌​ ‌‌‌​‌​​‍ ‍‌ ‌‍‌‍​‌‌‍ ​‌ ‌‌‌‍‌‌​ ‌‍​‍‌‍​‌‌ ​ ‌‍‌‌‌‌‌‌‌ ​‍‌‍ ​​ ‌‌‍‍​‌ ‌​‌ ‌​‌ ​​‌ ​ ​‍‌‌​ ​ ‌​​‌​‍‌‌​ ​‍‌​‌‍​‍‌‌​ ​‍‌​‌‍‌‍ ‍‌‍ ‌ ​‍‌‍‌​‌‍‍‌‌‍​ ​‍ ‌‌‍​‍‌‍‍‌‌ ‌​‌‍‌‌‌ ​ ​‍ ‌‌‍‌ ‌ ​‍‌‍ ‌ ‌‌‌ ​​​‍ ‌‌ ​ ‌ ‌​‌ ‌‌‌‍‌​‌‍‍‌‌‍ ​‍ ‍‌ ‌‍‌‍‌‌‌ ​‍‌‍​ ‌‍‌‌‌‍ ​​‍ ‍‌‍​‌‌ ​​‌ ​​​‍‌‍‌‍‍‌‌‍‌​​ ‌​ ‌‍​ ‌​​ ​ ‌‍‌​​ ‍‌​ ‍‌​ ‌‌‌‍‌‍​‍ ‌​ ​​‌‍‌‍‌‍​‌​ ‌‍​‍ ‌​ ‌​‌‍‌‍​ ‌‌​ ‌​​‍ ‌‌‍​‌​ ​ ​ ​‍​ ‌ ​‍ ‌​ ​‍‌‍‌‌‌‍‌‍‌‍​‌​ ​‍​ ​‍​ ​ ​ ‌ ‌‍‌‌​ ​​​ ​​​ ‌ ​‍‌‍‌ ‌​‌ ‍‌‌ ​​‌‍‌‌​ ‌‌ ‌ ‌‍‌‌‌‍​‍‌ ​ ‌‍‍‌‌ ‌​‌‍‌‌‌​ ‍‌‍​‌‌ ‌‍‌‍‍‌‌‍‌ ‌‍​‌‌ ‌​‌‍‍‌‌‍ ‌‍ ‍‌​‍‌‌ ‌​‌‍‌‌‌‍ ‌​‍‌‍‌ ​​‌‍​‌‌ ‌​‌‍‍​​ ‌‌‍ ​‌‍​‌‌‍​‍‌‍‌‌‌‍ ​​‍‌‌​ ‌‌‌​​‍‌‌ ‌‍‍ ‌‍‌‌‌ ‍‌​‍‌‌​ ​ ‌​‌​​‍‌‌​ ​ ‌​‌​​‍‌‌​ ​‍​ ​‍‌‍‌‌‌‍ ‍​‍‌‌​ ​‍​ ​‍​‍‌‌​ ‌‌‌​‌​​‍ ‍‌ ‌‍‌‍​‌‌‍ ​‌ ‌‌‌‍‌‌​‍‌‍‌ ​​‌‍‌‌‌ ​‍‌ ​ ‌ ​​‌‍‌‌‌‍​ ‌ ‌​‌‍‍‌‌ ‌‍‌‍‌‌​ ‌‌ ​​‌ ‌‌‌‍​‍‌‍ ​‌‍‍‌‌ ​ ‌‍‍​‌‍‌‌‌‍‌​​‍​‍‌ ‌
Select Language
Find a Subway®​​​​‌ ‍ ​‍​‍‌‍ ‌ ​‍‌‍‍‌‌‍‌ ‌‍‍‌‌‍ ‍​‍​‍​ ‍‍​‍​‍‌ ​ ‌‍​‌‌‍ ‍‌‍‍‌‌ ‌​‌ ‍‌​‍ ‍‌‍‍‌‌‍ ​‍​‍​‍ ​​‍​‍‌‍‍​‌ ​‍‌‍‌‌‌‍‌‍​‍​‍​ ‍‍​‍​‍‌‍‍​‌ ‌​‌ ‌​‌ ​​‌ ​ ​ ‍‍​‍ ​‍ ‌‍ ‍‌‍ ‌ ​‍‌‍‌​‌‍‍‌‌‍​ ​‍ ‌‌‍​‍‌‍‍‌‌ ‌​‌‍‌‌‌ ​ ​‍ ‌‌‍‌ ‌ ​‍‌‍ ‌ ‌‌‌ ​​​‍ ‌‌ ​ ‌ ‌​‌ ‌‌‌‍‌​‌‍‍‌‌‍ ​‍ ‍‌ ‌‍‌‍‌‌‌ ​‍‌‍​ ‌‍‌‌‌‍ ​​‍ ‍‌‍​‌‌ ​​‌ ​​​‍ ‌‍‍‌‌‍ ‍‌ ‌​‌‍‌‌‌‍ ‍‌ ‌​​‍ ‌‍‌‌‌‍‌​‌‍‍‌‌ ‌​​‍ ‌‍ ‌‌‍ ‌‍‌​‌‍‌‌​ ‌‌ ​​‌ ​‍‌‍‌‌‌ ​ ‌‍‌‌‌‍ ‍‌ ‌​‌‍​‌‌ ‌​‌‍‍‌‌‍ ‌‍ ‍​ ‍ ‌‍‍‌‌‍‌​​ ‌‌‍​‍​ ​‌​ ‌​​ ‌‍​ ‌ ​ ‍​​ ‍​​ ​‍​‍ ‌​ ‌‍​ ‌‌​ ‌​‌‍‌‍​‍ ‌​ ‌​​ ‌‍​ ​‌​ ‌‍​‍ ‌​ ‍‌​ ‍‌​ ‌‌​ ‌‌​‍ ‌‌‍‌‍​ ‍​‌‍​‍‌‍‌​​ ‍‌​ ​‌‌‍​‍​ ‍​​ ‍​‌‍‌‌​ ​ ​ ‍​​ ‍ ‌ ‌​‌ ‍‌‌ ​​‌‍‌‌​ ‌‌ ‌ ‌‍‌‌‌‍​‍‌ ​ ‌‍‍‌‌ ‌​‌‍‌‌‌​ ‍‌‍​‌‌ ‌‍‌‍‍‌‌‍‌ ‌‍​‌‌ ‌​‌‍‍‌‌‍ ‌‍ ‍‌​‍‌‌ ‌​‌‍‌‌‌‍ ‌​ ‍ ‌ ​​‌‍​‌‌ ‌​‌‍‍​​ ‌‌‍ ​‌‍​‌‌‍​‍‌‍‌‌‌‍ ​​‍‌‌​ ‌‌‌​​‍‌‌ ‌‍‍ ‌‍‌‌‌ ‍‌​‍‌‌​ ​ ‌​‌​​‍‌‌​ ​ ‌​‌​​‍‌‌​ ​‍​ ​‍‌‍‌‌‌‍ ‍​‍‌‌​ ​‍​ ​‍​‍‌‌​ ‌‌‌​‌​​‍ ‍‌ ‌‍‌‍​‌‌‍ ​‌ ‌‌‌‍‌‌​ ‌‍​‍‌‍​‌‌ ​ ‌‍‌‌‌‌‌‌‌ ​‍‌‍ ​​ ‌‌‍‍​‌ ‌​‌ ‌​‌ ​​‌ ​ ​‍‌‌​ ​ ‌​​‌​‍‌‌​ ​‍‌​‌‍​‍‌‌​ ​‍‌​‌‍‌‍ ‍‌‍ ‌ ​‍‌‍‌​‌‍‍‌‌‍​ ​‍ ‌‌‍​‍‌‍‍‌‌ ‌​‌‍‌‌‌ ​ ​‍ ‌‌‍‌ ‌ ​‍‌‍ ‌ ‌‌‌ ​​​‍ ‌‌ ​ ‌ ‌​‌ ‌‌‌‍‌​‌‍‍‌‌‍ ​‍ ‍‌ ‌‍‌‍‌‌‌ ​‍‌‍​ ‌‍‌‌‌‍ ​​‍ ‍‌‍​‌‌ ​​‌ ​​​‍‌‍‌‍‍‌‌‍‌​​ ‌‌‍​‍​ ​‌​ ‌​​ ‌‍​ ‌ ​ ‍​​ ‍​​ ​‍​‍ ‌​ ‌‍​ ‌‌​ ‌​‌‍‌‍​‍ ‌​ ‌​​ ‌‍​ ​‌​ ‌‍​‍ ‌​ ‍‌​ ‍‌​ ‌‌​ ‌‌​‍ ‌‌‍‌‍​ ‍​‌‍​‍‌‍‌​​ ‍‌​ ​‌‌‍​‍​ ‍​​ ‍​‌‍‌‌​ ​ ​ ‍​​‍‌‍‌ ‌​‌ ‍‌‌ ​​‌‍‌‌​ ‌‌ ‌ ‌‍‌‌‌‍​‍‌ ​ ‌‍‍‌‌ ‌​‌‍‌‌‌​ ‍‌‍​‌‌ ‌‍‌‍‍‌‌‍‌ ‌‍​‌‌ ‌​‌‍‍‌‌‍ ‌‍ ‍‌​‍‌‌ ‌​‌‍‌‌‌‍ ‌​‍‌‍‌ ​​‌‍​‌‌ ‌​‌‍‍​​ ‌‌‍ ​‌‍​‌‌‍​‍‌‍‌‌‌‍ ​​‍‌‌​ ‌‌‌​​‍‌‌ ‌‍‍ ‌‍‌‌‌ ‍‌​‍‌‌​ ​ ‌​‌​​‍‌‌​ ​ ‌​‌​​‍‌‌​ ​‍​ ​‍‌‍‌‌‌‍ ‍​‍‌‌​ ​‍​ ​‍​‍‌‌​ ‌‌‌​‌​​‍ ‍‌ ‌‍‌‍​‌‌‍ ​‌ ‌‌‌‍‌‌​‍‌‍‌ ​​‌‍‌‌‌ ​‍‌ ​ ‌ ​​‌‍‌‌‌‍​ ‌ ‌​‌‍‍‌‌ ‌‍‌‍‌‌​ ‌‌ ​​‌ ‌‌‌‍​‍‌‍ ​‌‍‍‌‌ ​ ‌‍‍​‌‍‌‌‌‍‌​​‍​‍‌ ‌
Smileyrapport​​​​‌ ‍ ​‍​‍‌‍ ‌ ​‍‌‍‍‌‌‍‌ ‌‍‍‌‌‍ ‍​‍​‍​ ‍‍​‍​‍‌ ​ ‌‍​‌‌‍ ‍‌‍‍‌‌ ‌​‌ ‍‌​‍ ‍‌‍‍‌‌‍ ​‍​‍​‍ ​​‍​‍‌‍‍​‌ ​‍‌‍‌‌‌‍‌‍​‍​‍​ ‍‍​‍​‍‌‍‍​‌ ‌​‌ ‌​‌ ​​‌ ​ ​ ‍‍​‍ ​‍ ‌‍ ‍‌‍ ‌ ​‍‌‍‌​‌‍‍‌‌‍​ ​‍ ‌‌‍​‍‌‍‍‌‌ ‌​‌‍‌‌‌ ​ ​‍ ‌‌‍‌ ‌ ​‍‌‍ ‌ ‌‌‌ ​​​‍ ‌‌ ​ ‌ ‌​‌ ‌‌‌‍‌​‌‍‍‌‌‍ ​‍ ‍‌ ‌‍‌‍‌‌‌ ​‍‌‍​ ‌‍‌‌‌‍ ​​‍ ‍‌‍​‌‌ ​​‌ ​​​‍ ‌‍‍‌‌‍ ‍‌ ‌​‌‍‌‌‌‍ ‍‌ ‌​​‍ ‌‍‌‌‌‍‌​‌‍‍‌‌ ‌​​‍ ‌‍ ‌‌‍ ‌‍‌​‌‍‌‌​ ‌‌ ​​‌ ​‍‌‍‌‌‌ ​ ‌‍‌‌‌‍ ‍‌ ‌​‌‍​‌‌ ‌​‌‍‍‌‌‍ ‌‍ ‍​ ‍ ‌‍‍‌‌‍‌​​ ‌‌‍​‍​ ‌ ​ ​​‌‍‌‍‌‍‌‌​ ‍​‌‍‌‌​ ‌‍​‍ ‌‌‍​ ‌‍‌‌‌‍‌​​ ‌‍​‍ ‌​ ‌​‌‍​‍​ ​ ​ ​‌​‍ ‌​ ‍‌​ ​​‌‍‌‌​ ‌‍​‍ ‌​ ‌‍​ ​ ‌‍‌‌​ ​ ​ ​​‌‍​ ​ ‍‌​ ​​​ ‌​​ ​ ​ ​‍​ ‍​​ ‍ ‌ ‌​‌ ‍‌‌ ​​‌‍‌‌​ ‌‌ ‌ ‌‍‌‌‌‍​‍‌ ​ ‌‍‍‌‌ ‌​‌‍‌‌‌​ ‍‌‍​‌‌ ‌‍‌‍‍‌‌‍‌ ‌‍​‌‌ ‌​‌‍‍‌‌‍ ‌‍ ‍‌​‍‌‌ ‌​‌‍‌‌‌‍ ‌​ ‍ ‌ ​​‌‍​‌‌ ‌​‌‍‍​​ ‌‌‍ ​‌‍​‌‌‍​‍‌‍‌‌‌‍ ​​‍‌‌​ ‌‌‌​​‍‌‌ ‌‍‍ ‌‍‌‌‌ ‍‌​‍‌‌​ ​ ‌​‌​​‍‌‌​ ​ ‌​‌​​‍‌‌​ ​‍​ ​‍‌‍‌‌‌‍ ‍​‍‌‌​ ​‍​ ​‍​‍‌‌​ ‌‌‌​‌​​‍ ‍‌ ‌‍‌‍​‌‌‍ ​‌ ‌‌‌‍‌‌​ ‌‍​‍‌‍​‌‌ ​ ‌‍‌‌‌‌‌‌‌ ​‍‌‍ ​​ ‌‌‍‍​‌ ‌​‌ ‌​‌ ​​‌ ​ ​‍‌‌​ ​ ‌​​‌​‍‌‌​ ​‍‌​‌‍​‍‌‌​ ​‍‌​‌‍‌‍ ‍‌‍ ‌ ​‍‌‍‌​‌‍‍‌‌‍​ ​‍ ‌‌‍​‍‌‍‍‌‌ ‌​‌‍‌‌‌ ​ ​‍ ‌‌‍‌ ‌ ​‍‌‍ ‌ ‌‌‌ ​​​‍ ‌‌ ​ ‌ ‌​‌ ‌‌‌‍‌​‌‍‍‌‌‍ ​‍ ‍‌ ‌‍‌‍‌‌‌ ​‍‌‍​ ‌‍‌‌‌‍ ​​‍ ‍‌‍​‌‌ ​​‌ ​​​‍‌‍‌‍‍‌‌‍‌​​ ‌‌‍​‍​ ‌ ​ ​​‌‍‌‍‌‍‌‌​ ‍​‌‍‌‌​ ‌‍​‍ ‌‌‍​ ‌‍‌‌‌‍‌​​ ‌‍​‍ ‌​ ‌​‌‍​‍​ ​ ​ ​‌​‍ ‌​ ‍‌​ ​​‌‍‌‌​ ‌‍​‍ ‌​ ‌‍​ ​ ‌‍‌‌​ ​ ​ ​​‌‍​ ​ ‍‌​ ​​​ ‌​​ ​ ​ ​‍​ ‍​​‍‌‍‌ ‌​‌ ‍‌‌ ​​‌‍‌‌​ ‌‌ ‌ ‌‍‌‌‌‍​‍‌ ​ ‌‍‍‌‌ ‌​‌‍‌‌‌​ ‍‌‍​‌‌ ‌‍‌‍‍‌‌‍‌ ‌‍​‌‌ ‌​‌‍‍‌‌‍ ‌‍ ‍‌​‍‌‌ ‌​‌‍‌‌‌‍ ‌​‍‌‍‌ ​​‌‍​‌‌ ‌​‌‍‍​​ ‌‌‍ ​‌‍​‌‌‍​‍‌‍‌‌‌‍ ​​‍‌‌​ ‌‌‌​​‍‌‌ ‌‍‍ ‌‍‌‌‌ ‍‌​‍‌‌​ ​ ‌​‌​​‍‌‌​ ​ ‌​‌​​‍‌‌​ ​‍​ ​‍‌‍‌‌‌‍ ‍​‍‌‌​ ​‍​ ​‍​‍‌‌​ ‌‌‌​‌​​‍ ‍‌ ‌‍‌‍​‌‌‍ ​‌ ‌‌‌‍‌‌​‍‌‍‌ ​​‌‍‌‌‌ ​‍‌ ​ ‌ ​​‌‍‌‌‌‍​ ‌ ‌​‌‍‍‌‌ ‌‍‌‍‌‌​ ‌‌ ​​‌ ‌‌‌‍​‍‌‍ ​‌‍‍‌‌ ​ ‌‍‍​‌‍‌‌‌‍‌​​‍​‍‌ ‌
Allergens​​​​‌ ‍ ​‍​‍‌‍ ‌ ​‍‌‍‍‌‌‍‌ ‌‍‍‌‌‍ ‍​‍​‍​ ‍‍​‍​‍‌ ​ ‌‍​‌‌‍ ‍‌‍‍‌‌ ‌​‌ ‍‌​‍ ‍‌‍‍‌‌‍ ​‍​‍​‍ ​​‍​‍‌‍‍​‌ ​‍‌‍‌‌‌‍‌‍​‍​‍​ ‍‍​‍​‍‌‍‍​‌ ‌​‌ ‌​‌ ​​‌ ​ ​ ‍‍​‍ ​‍ ‌‍ ‍‌‍ ‌ ​‍‌‍‌​‌‍‍‌‌‍​ ​‍ ‌‌‍​‍‌‍‍‌‌ ‌​‌‍‌‌‌ ​ ​‍ ‌‌‍‌ ‌ ​‍‌‍ ‌ ‌‌‌ ​​​‍ ‌‌ ​ ‌ ‌​‌ ‌‌‌‍‌​‌‍‍‌‌‍ ​‍ ‍‌ ‌‍‌‍‌‌‌ ​‍‌‍​ ‌‍‌‌‌‍ ​​‍ ‍‌‍​‌‌ ​​‌ ​​​‍ ‌‍‍‌‌‍ ‍‌ ‌​‌‍‌‌‌‍ ‍‌ ‌​​‍ ‌‍‌‌‌‍‌​‌‍‍‌‌ ‌​​‍ ‌‍ ‌‌‍ ‌‍‌​‌‍‌‌​ ‌‌ ​​‌ ​‍‌‍‌‌‌ ​ ‌‍‌‌‌‍ ‍‌ ‌​‌‍​‌‌ ‌​‌‍‍‌‌‍ ‌‍ ‍​ ‍ ‌‍‍‌‌‍‌​​ ‌​ ‌​​ ‍​​ ‌ ‌‍​‍​ ‌​​ ​‌​ ​​‌‍‌​​‍ ‌‌‍‌​​ ‍​‌‍​‍‌‍​‍​‍ ‌​ ‌​‌‍‌‍​ ​​​ ‌​​‍ ‌‌‍​‍​ ‌ ​ ‌ ​ ​ ​‍ ‌​ ‌‍​ ‍‌‌‍‌‍​ ‌​​ ‍​‌‍​ ​ ​‌‌‍‌‍‌‍​ ‌‍‌‍​ ‌‍​ ‌‌​ ‍ ‌ ‌​‌ ‍‌‌ ​​‌‍‌‌​ ‌‌ ‌ ‌‍‌‌‌‍​‍‌ ​ ‌‍‍‌‌ ‌​‌‍‌‌‌​ ‍‌‍​‌‌ ‌‍‌‍‍‌‌‍‌ ‌‍​‌‌ ‌​‌‍‍‌‌‍ ‌‍ ‍‌​‍‌‌ ‌​‌‍‌‌‌‍ ‌​ ‍ ‌ ​​‌‍​‌‌ ‌​‌‍‍​​ ‌‌‍ ​‌‍​‌‌‍​‍‌‍‌‌‌‍ ​​‍‌‌​ ‌‌‌​​‍‌‌ ‌‍‍ ‌‍‌‌‌ ‍‌​‍‌‌​ ​ ‌​‌​​‍‌‌​ ​ ‌​‌​​‍‌‌​ ​‍​ ​‍‌‍‌‌‌‍ ‍​‍‌‌​ ​‍​ ​‍​‍‌‌​ ‌‌‌​‌​​‍ ‍‌ ‌‍‌‍​‌‌‍ ​‌ ‌‌‌‍‌‌​ ‌‍​‍‌‍​‌‌ ​ ‌‍‌‌‌‌‌‌‌ ​‍‌‍ ​​ ‌‌‍‍​‌ ‌​‌ ‌​‌ ​​‌ ​ ​‍‌‌​ ​ ‌​​‌​‍‌‌​ ​‍‌​‌‍​‍‌‌​ ​‍‌​‌‍‌‍ ‍‌‍ ‌ ​‍‌‍‌​‌‍‍‌‌‍​ ​‍ ‌‌‍​‍‌‍‍‌‌ ‌​‌‍‌‌‌ ​ ​‍ ‌‌‍‌ ‌ ​‍‌‍ ‌ ‌‌‌ ​​​‍ ‌‌ ​ ‌ ‌​‌ ‌‌‌‍‌​‌‍‍‌‌‍ ​‍ ‍‌ ‌‍‌‍‌‌‌ ​‍‌‍​ ‌‍‌‌‌‍ ​​‍ ‍‌‍​‌‌ ​​‌ ​​​‍‌‍‌‍‍‌‌‍‌​​ ‌​ ‌​​ ‍​​ ‌ ‌‍​‍​ ‌​​ ​‌​ ​​‌‍‌​​‍ ‌‌‍‌​​ ‍​‌‍​‍‌‍​‍​‍ ‌​ ‌​‌‍‌‍​ ​​​ ‌​​‍ ‌‌‍​‍​ ‌ ​ ‌ ​ ​ ​‍ ‌​ ‌‍​ ‍‌‌‍‌‍​ ‌​​ ‍​‌‍​ ​ ​‌‌‍‌‍‌‍​ ‌‍‌‍​ ‌‍​ ‌‌​‍‌‍‌ ‌​‌ ‍‌‌ ​​‌‍‌‌​ ‌‌ ‌ ‌‍‌‌‌‍​‍‌ ​ ‌‍‍‌‌ ‌​‌‍‌‌‌​ ‍‌‍​‌‌ ‌‍‌‍‍‌‌‍‌ ‌‍​‌‌ ‌​‌‍‍‌‌‍ ‌‍ ‍‌​‍‌‌ ‌​‌‍‌‌‌‍ ‌​‍‌‍‌ ​​‌‍​‌‌ ‌​‌‍‍​​ ‌‌‍ ​‌‍​‌‌‍​‍‌‍‌‌‌‍ ​​‍‌‌​ ‌‌‌​​‍‌‌ ‌‍‍ ‌‍‌‌‌ ‍‌​‍‌‌​ ​ ‌​‌​​‍‌‌​ ​ ‌​‌​​‍‌‌​ ​‍​ ​‍‌‍‌‌‌‍ ‍​‍‌‌​ ​‍​ ​‍​‍‌‌​ ‌‌‌​‌​​‍ ‍‌ ‌‍‌‍​‌‌‍ ​‌ ‌‌‌‍‌‌​‍‌‍‌ ​​‌‍‌‌‌ ​‍‌ ​ ‌ ​​‌‍‌‌‌‍​ ‌ ‌​‌‍‍‌‌ ‌‍‌‍‌‌​ ‌‌ ​​‌ ‌‌‌‍​‍‌‍ ​‌‍‍‌‌ ​ ‌‍‍​‌‍‌‌‌‍‌​​‍​‍‌ ‌
Privacy notice​​​​‌ ‍ ​‍​‍‌‍ ‌ ​‍‌‍‍‌‌‍‌ ‌‍‍‌‌‍ ‍​‍​‍​ ‍‍​‍​‍‌ ​ ‌‍​‌‌‍ ‍‌‍‍‌‌ ‌​‌ ‍‌​‍ ‍‌‍‍‌‌‍ ​‍​‍​‍ ​​‍​‍‌‍‍​‌ ​‍‌‍‌‌‌‍‌‍​‍​‍​ ‍‍​‍​‍‌‍‍​‌ ‌​‌ ‌​‌ ​​‌ ​ ​ ‍‍​‍ ​‍ ‌‍ ‍‌‍ ‌ ​‍‌‍‌​‌‍‍‌‌‍​ ​‍ ‌‌‍​‍‌‍‍‌‌ ‌​‌‍‌‌‌ ​ ​‍ ‌‌‍‌ ‌ ​‍‌‍ ‌ ‌‌‌ ​​​‍ ‌‌ ​ ‌ ‌​‌ ‌‌‌‍‌​‌‍‍‌‌‍ ​‍ ‍‌ ‌‍‌‍‌‌‌ ​‍‌‍​ ‌‍‌‌‌‍ ​​‍ ‍‌‍​‌‌ ​​‌ ​​​‍ ‌‍‍‌‌‍ ‍‌ ‌​‌‍‌‌‌‍ ‍‌ ‌​​‍ ‌‍‌‌‌‍‌​‌‍‍‌‌ ‌​​‍ ‌‍ ‌‌‍ ‌‍‌​‌‍‌‌​ ‌‌ ​​‌ ​‍‌‍‌‌‌ ​ ‌‍‌‌‌‍ ‍‌ ‌​‌‍​‌‌ ‌​‌‍‍‌‌‍ ‌‍ ‍​ ‍ ‌‍‍‌‌‍‌​​ ‌​ ‍‌​ ‍​‌‍​‍‌‍‌​‌‍​‍​ ‌​​ ‌ ​ ​‍​‍ ‌‌‍‌​‌‍​ ‌‍‌‌‌‍‌‍​‍ ‌​ ‌​​ ‍​​ ​‍​ ‌‍​‍ ‌‌‍​‌‌‍​ ‌‍​ ​ ‌ ​‍ ‌​ ​ ​ ​ ​ ‌‌​ ​​‌‍​‌​ ‌‌​ ​‍‌‍​ ‌‍‌​​ ‌​‌‍‌‌​ ‌‌​ ‍ ‌ ‌​‌ ‍‌‌ ​​‌‍‌‌​ ‌‌ ‌ ‌‍‌‌‌‍​‍‌ ​ ‌‍‍‌‌ ‌​‌‍‌‌‌​ ‍‌‍​‌‌ ‌‍‌‍‍‌‌‍‌ ‌‍​‌‌ ‌​‌‍‍‌‌‍ ‌‍ ‍‌​‍‌‌ ‌​‌‍‌‌‌‍ ‌​ ‍ ‌ ​​‌‍​‌‌ ‌​‌‍‍​​ ‌‌‍ ​‌‍​‌‌‍​‍‌‍‌‌‌‍ ​​‍‌‌​ ‌‌‌​​‍‌‌ ‌‍‍ ‌‍‌‌‌ ‍‌​‍‌‌​ ​ ‌​‌​​‍‌‌​ ​ ‌​‌​​‍‌‌​ ​‍​ ​‍‌‍‌‌‌‍ ‍​‍‌‌​ ​‍​ ​‍​‍‌‌​ ‌‌‌​‌​​‍ ‍‌ ‌‍‌‍​‌‌‍ ​‌ ‌‌‌‍‌‌​ ‌‍​‍‌‍​‌‌ ​ ‌‍‌‌‌‌‌‌‌ ​‍‌‍ ​​ ‌‌‍‍​‌ ‌​‌ ‌​‌ ​​‌ ​ ​‍‌‌​ ​ ‌​​‌​‍‌‌​ ​‍‌​‌‍​‍‌‌​ ​‍‌​‌‍‌‍ ‍‌‍ ‌ ​‍‌‍‌​‌‍‍‌‌‍​ ​‍ ‌‌‍​‍‌‍‍‌‌ ‌​‌‍‌‌‌ ​ ​‍ ‌‌‍‌ ‌ ​‍‌‍ ‌ ‌‌‌ ​​​‍ ‌‌ ​ ‌ ‌​‌ ‌‌‌‍‌​‌‍‍‌‌‍ ​‍ ‍‌ ‌‍‌‍‌‌‌ ​‍‌‍​ ‌‍‌‌‌‍ ​​‍ ‍‌‍​‌‌ ​​‌ ​​​‍‌‍‌‍‍‌‌‍‌​​ ‌​ ‍‌​ ‍​‌‍​‍‌‍‌​‌‍​‍​ ‌​​ ‌ ​ ​‍​‍ ‌‌‍‌​‌‍​ ‌‍‌‌‌‍‌‍​‍ ‌​ ‌​​ ‍​​ ​‍​ ‌‍​‍ ‌‌‍​‌‌‍​ ‌‍​ ​ ‌ ​‍ ‌​ ​ ​ ​ ​ ‌‌​ ​​‌‍​‌​ ‌‌​ ​‍‌‍​ ‌‍‌​​ ‌​‌‍‌‌​ ‌‌​‍‌‍‌ ‌​‌ ‍‌‌ ​​‌‍‌‌​ ‌‌ ‌ ‌‍‌‌‌‍​‍‌ ​ ‌‍‍‌‌ ‌​‌‍‌‌‌​ ‍‌‍​‌‌ ‌‍‌‍‍‌‌‍‌ ‌‍​‌‌ ‌​‌‍‍‌‌‍ ‌‍ ‍‌​‍‌‌ ‌​‌‍‌‌‌‍ ‌​‍‌‍‌ ​​‌‍​‌‌ ‌​‌‍‍​​ ‌‌‍ ​‌‍​‌‌‍​‍‌‍‌‌‌‍ ​​‍‌‌​ ‌‌‌​​‍‌‌ ‌‍‍ ‌‍‌‌‌ ‍‌​‍‌‌​ ​ ‌​‌​​‍‌‌​ ​ ‌​‌​​‍‌‌​ ​‍​ ​‍‌‍‌‌‌‍ ‍​‍‌‌​ ​‍​ ​‍​‍‌‌​ ‌‌‌​‌​​‍ ‍‌ ‌‍‌‍​‌‌‍ ​‌ ‌‌‌‍‌‌​‍‌‍‌ ​​‌‍‌‌‌ ​‍‌ ​ ‌ ​​‌‍‌‌‌‍​ ‌ ‌​‌‍‍‌‌ ‌‍‌‍‌‌​ ‌‌ ​​‌ ‌‌‌‍​‍‌‍ ​‌‍‍‌‌ ​ ‌‍‍​‌‍‌‌‌‍‌​​‍​‍‌ ‌
Subway® is a Registered Trademark of Subway IP, LLC © 2026
Subway IP, LLC. All Rights Reserved.​​​​‌ ‍ ​‍​‍‌‍ ‌ ​‍‌‍‍‌‌‍‌ ‌‍‍‌‌‍ ‍​‍​‍​ ‍‍​‍​‍‌ ​ ‌‍​‌‌‍ ‍‌‍‍‌‌ ‌​‌ ‍‌​‍ ‍‌‍‍‌‌‍ ​‍​‍​‍ ​​‍​‍‌‍‍​‌ ​‍‌‍‌‌‌‍‌‍​‍​‍​ ‍‍​‍​‍‌‍‍​‌ ‌​‌ ‌​‌ ​​‌ ​ ​ ‍‍​‍ ​‍ ‌‍ ‍‌‍ ‌ ​‍‌‍‌​‌‍‍‌‌‍​ ​‍ ‌‌‍​‍‌‍‍‌‌ ‌​‌‍‌‌‌ ​ ​‍ ‌‌‍‌ ‌ ​‍‌‍ ‌ ‌‌‌ ​​​‍ ‌‌ ​ ‌ ‌​‌ ‌‌‌‍‌​‌‍‍‌‌‍ ​‍ ‍‌ ‌‍‌‍‌‌‌ ​‍‌‍​ ‌‍‌‌‌‍ ​​‍ ‍‌‍​‌‌ ​​‌ ​​​‍ ‌‍‍‌‌‍ ‍‌ ‌​‌‍‌‌‌‍ ‍‌ ‌​​‍ ‌‍‌‌‌‍‌​‌‍‍‌‌ ‌​​‍ ‌‍ ‌‌‍ ‌‍‌​‌‍‌‌​ ‌‌ ​​‌ ​‍‌‍‌‌‌ ​ ‌‍‌‌‌‍ ‍‌ ‌​‌‍​‌‌ ‌​‌‍‍‌‌‍ ‌‍ ‍​ ‍ ‌‍‍‌‌‍‌​​ ‌​ ‌‍​ ​ ‌‍‌​​ ‌‌​ ​ ‌‍​‍​ ​‌​ ​​​‍ ‌​ ​‍​ ​‌​ ‌‌​ ​​​‍ ‌​ ‌​‌‍​ ‌‍​ ​ ​​​‍ ‌​ ‍​‌‍‌‌​ ‍‌​ ​‍​‍ ‌​ ‌ ‌‍‌‌​ ​‍​ ​‌​ ​‍​ ​ ​ ​ ‌‍‌‍‌‍​‍​ ‌‌​ ‍​‌‍​‌​ ‍ ‌ ‌​‌ ‍‌‌ ​​‌‍‌‌​ ‌‌ ‌ ‌‍‌‌‌‍​‍‌ ​ ‌‍‍‌‌ ‌​‌‍‌‌‌​‌‍‌‍ ‌‍ ‌ ‌​‌‍‌‌‌ ​‍​ ‍ ‌ ​​‌‍​‌‌ ‌​‌‍‍​​ ‌‌‍​ ‌‍ ‌ ​​‌ ‍‌‌ ​‍‌‍‍‌‌‍‌ ‌‍‍​‌ ‌​‌​ ‍‌‍ ‌ ‌​‌‍‍‌‌‍​ ‌‍‌‌​‍‌‌​ ‌‌‌​​‍‌‌ ‌‍‍ ‌‍‌‌‌ ‍‌​‍‌‌​ ​ ‌​‌​​‍‌‌​ ​ ‌​‌​​‍‌‌​ ​‍​ ​‍‌‍‌‌‌‍ ‍​‍‌‌​ ​‍​ ​‍​‍‌‌​ ‌‌‌​‌​​‍ ‍‌ ‌‍‌‍​‌‌‍ ​‌ ‌‌‌‍‌‌​ ‌‍​‍‌‍​‌‌ ​ ‌‍‌‌‌‌‌‌‌ ​‍‌‍ ​​ ‌‌‍‍​‌ ‌​‌ ‌​‌ ​​‌ ​ ​‍‌‌​ ​ ‌​​‌​‍‌‌​ ​‍‌​‌‍​‍‌‌​ ​‍‌​‌‍‌‍ ‍‌‍ ‌ ​‍‌‍‌​‌‍‍‌‌‍​ ​‍ ‌‌‍​‍‌‍‍‌‌ ‌​‌‍‌‌‌ ​ ​‍ ‌‌‍‌ ‌ ​‍‌‍ ‌ ‌‌‌ ​​​‍ ‌‌ ​ ‌ ‌​‌ ‌‌‌‍‌​‌‍‍‌‌‍ ​‍ ‍‌ ‌‍‌‍‌‌‌ ​‍‌‍​ ‌‍‌‌‌‍ ​​‍ ‍‌‍​‌‌ ​​‌ ​​​‍‌‍‌‍‍‌‌‍‌​​ ‌​ ‌‍​ ​ ‌‍‌​​ ‌‌​ ​ ‌‍​‍​ ​‌​ ​​​‍ ‌​ ​‍​ ​‌​ ‌‌​ ​​​‍ ‌​ ‌​‌‍​ ‌‍​ ​ ​​​‍ ‌​ ‍​‌‍‌‌​ ‍‌​ ​‍​‍ ‌​ ‌ ‌‍‌‌​ ​‍​ ​‌​ ​‍​ ​ ​ ​ ‌‍‌‍‌‍​‍​ ‌‌​ ‍​‌‍​‌​‍‌‍‌ ‌​‌ ‍‌‌ ​​‌‍‌‌​ ‌‌ ‌ ‌‍‌‌‌‍​‍‌ ​ ‌‍‍‌‌ ‌​‌‍‌‌‌​‌‍‌‍ ‌‍ ‌ ‌​‌‍‌‌‌ ​‍​‍‌‍‌ ​​‌‍​‌‌ ‌​‌‍‍​​ ‌‌‍​ ‌‍ ‌ ​​‌ ‍‌‌ ​‍‌‍‍‌‌‍‌ ‌‍‍​‌ ‌​‌​ ‍‌‍ ‌ ‌​‌‍‍‌‌‍​ ‌‍‌‌​‍‌‌​ ‌‌‌​​‍‌‌ ‌‍‍ ‌‍‌‌‌ ‍‌​‍‌‌​ ​ ‌​‌​​‍‌‌​ ​ ‌​‌​​‍‌‌​ ​‍​ ​‍‌‍‌‌‌‍ ‍​‍‌‌​ ​‍​ ​‍​‍‌‌​ ‌‌‌​‌​​‍ ‍‌ ‌‍‌‍​‌‌‍ ​‌ ‌‌‌‍‌‌​‍‌‍‌ ​​‌‍‌‌‌ ​‍‌ ​ ‌ ​​‌‍‌‌‌‍​ ‌ ‌​‌‍‍‌‌ ‌‍‌‍‌‌​ ‌‌ ​​‌ ‌‌‌‍​‍‌‍ ​‌‍‍‌‌ ​ ‌‍‍​‌‍‌‌‌‍‌​​‍​‍‌ ‌
Subway Denmark TikTok